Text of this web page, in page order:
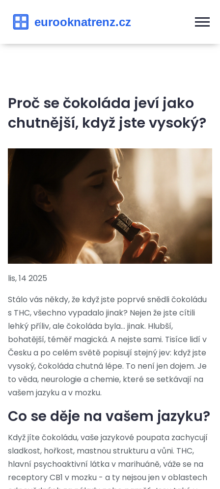
Proč se čokoláda jeví jako
chutnější, když jste vysoký?
lis, 14 2025
Stálo vás někdy, že když jste poprvé snědli čokoládu
s THC, všechno vypadalo jinak? Nejen že jste cítili
lehký příliv, ale čokoláda byla… jinak. Hlubší,
bohatější, téměř magická. A nejste sami. Tisíce lidí v
Česku a po celém světě popisují stejný jev: když jste
vysoký, čokoláda chutná lépe. To není jen dojem. Je
to věda, neurologie a chemie, které se setkávají na
vašem jazyku a v mozku.
Co se děje na vašem jazyku?
Když jíte čokoládu, vaše jazykové poupata zachycují
sladkost, hořkost, mastnou strukturu a vůni. THC,
hlavní psychoaktivní látka v marihuáně, váže se na
receptory CB1 v mozku - a ty nejsou jen v oblastech